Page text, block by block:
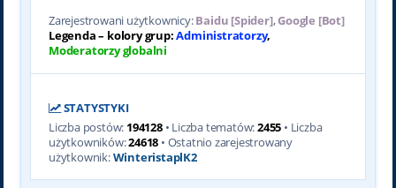
Zarejestrowani użytkownicy:Baidu [Spider],Google [Bot]
Legenda – kolory grup:Administratorzy,
Moderatorzy globalni
STATYSTYKI
Liczba postów: 194128• Liczba tematów:2455 • Liczba
użytkowników:24618 • Ostatnio zarejestrowany
użytkownik:WinteristaplK2